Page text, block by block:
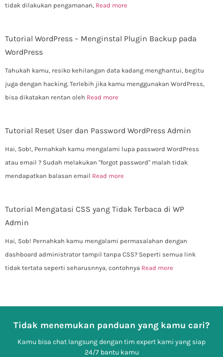
tidak dilakukan pengamanan, Read more
Tutorial WordPress – Menginstal Plugin Backup pada
WordPress
Tahukah kamu, resiko kehilangan data kadang menghantui, begitu
juga dengan hacking. Terlebih jika kamu menggunakan WordPress,
bisa dikatakan rentan oleh Read more
Tutorial Reset User dan Password WordPress Admin
Hai, Sob!, Pernahkah kamu mengalami lupa password WordPress
atau email ? Sudah melakukan "forgot password" malah tidak
mendapatkan balasan email Read more
Tutorial Mengatasi CSS yang Tidak Terbaca di WP
Admin
Hai, Sob! Pernahkah kamu mengalami permasalahan dengan
dashboard administrator tampil tanpa CSS? Seperti semua link
tidak tertata seperti seharusnnya, contohnya Read more
Tidak menemukan panduan yang kamu cari?
Kamu bisa chat langsung dengan tim expert kami yang siap
24/7 bantu kamu